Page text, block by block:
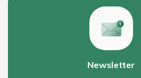
Newsletter